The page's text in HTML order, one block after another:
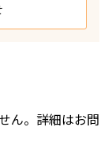
ん。詳細はお問